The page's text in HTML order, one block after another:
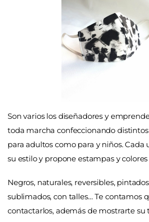
Son varios los diseñadores y
toda marcha confeccionando
para adultos como para y niños. Cada
su estilo y propone estampas y
Negros, naturales, reversibles,
sublimados, con talles… Te contamos
contactarlos, además de mostrarte su